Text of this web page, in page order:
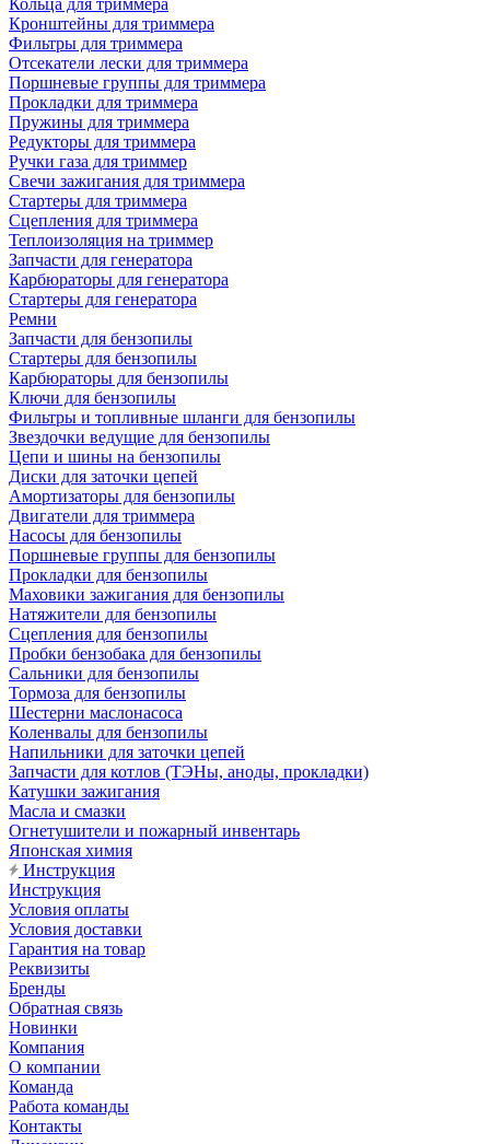
Кольца для триммера
Кронштейны для триммера
Фильтры для триммера
Отсекатели лески для триммера
Поршневые группы для триммера
Прокладки для триммера
Пружины для триммера
Редукторы для триммера
Ручки газа для триммер
Свечи зажигания для триммера
Стартеры для триммера
Сцепления для триммера
Теплоизоляция на триммер
Запчасти для генератора
Карбюраторы для генератора
Стартеры для генератора
Ремни
Запчасти для бензопилы
Стартеры для бензопилы
Карбюраторы для бензопилы
Ключи для бензопилы
Фильтры и топливные шланги для бензопилы
Звездочки ведущие для бензопилы
Цепи и шины на бензопилы
Диски для заточки цепей
Амортизаторы для бензопилы
Двигатели для триммера
Насосы для бензопилы
Поршневые группы для бензопилы
Прокладки для бензопилы
Маховики зажигания для бензопилы
Натяжители для бензопилы
Сцепления для бензопилы
Пробки бензобака для бензопилы
Сальники для бензопилы
Тормоза для бензопилы
Шестерни маслонасоса
Коленвалы для бензопилы
Напильники для заточки цепей
Запчасти для котлов (ТЭНы, аноды, прокладки)
Катушки зажигания
Масла и смазки
Огнетушители и пожарный инвентарь
Японская химия
Инструкция
Инструкция
Условия оплаты
Условия доставки
Гарантия на товар
Реквизиты
Бренды
Обратная связь
Новинки
Компания
О компании
Команда
Работа команды
Контакты